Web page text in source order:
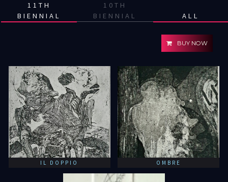
11TH
BIENNIAL
10TH
BIENNIAL
ALL
BUY NOW
IL DOPPIO OMBRE